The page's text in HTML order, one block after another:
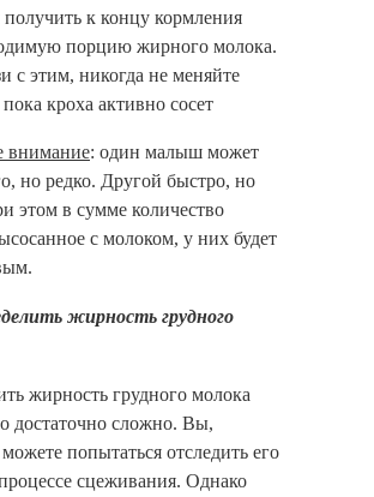
к концу кормления
порцию жирного молока.
с этим, никогда не меняйте
пока кроха активно сосет
внимание: один малыш может
но редко. Другой быстро, но
этом в сумме количество
с молоком, у них будет
жирность грудного
жирность грудного молока
достаточно сложно. Вы,
попытаться отследить его
сцеживания. Однако